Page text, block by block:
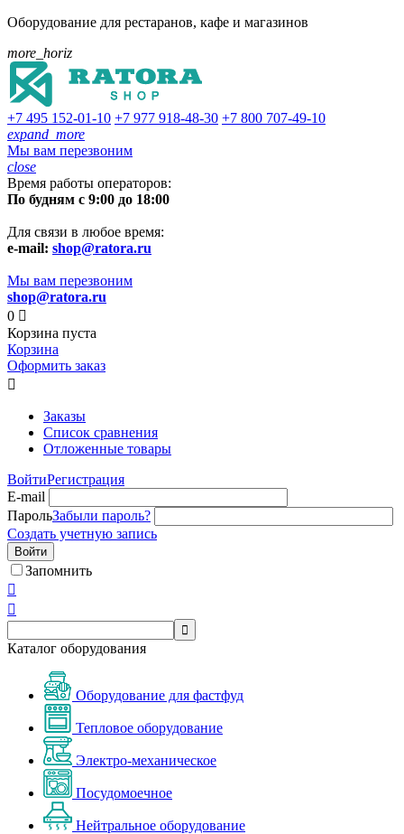
Оборудование для рестаранов, кафе и магазинов
more_horiz
+7 495 152-01-10 +7 977 918-48-30 +7 800 707-49-10
expand_more
Мы вам перезвоним
close
Время работы операторов:
По будням с 9:00 до 18:00
Для связи в любое время:
e-mail: shop@ratora.ru
Мы вам перезвоним
shop@ratora.ru
0 
Корзина пуста
Корзина
Оформить заказ

Заказы
Список сравнения
Отложенные товары
ВойтиРегистрация
E-mail
ПарольЗабыли пароль?
Создать учетную запись
Войти
Запомнить



Каталог оборудования
Оборудование для фастфуд
Тепловое оборудование
Электро-механическое
Посудомоечное
Нейтральное оборудование